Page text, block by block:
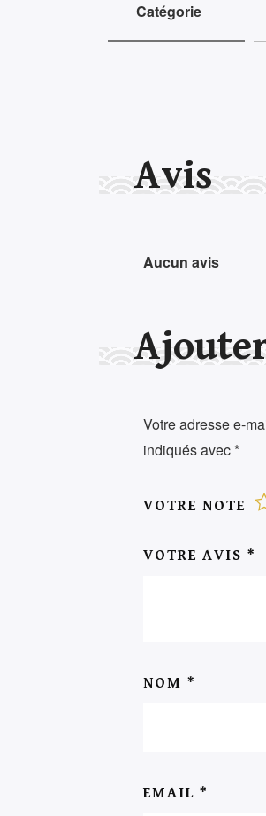
Catégorie
Avis
Aucun avis
Votre adresse e-
indiqués avec*
VOTRE NOTE
VOTRE AVIS *
NOM *
EMAIL *